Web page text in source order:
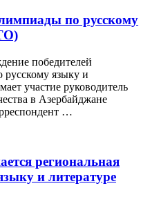
по русскому
победителей
языку и
участие руководитель
в Азербайджане
…
региональная
и литературе